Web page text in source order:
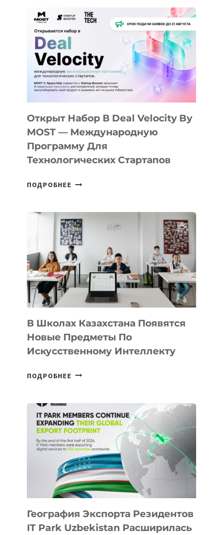
Открыт Набор В Deal Velocity By
MOST — Международную
Программу Для
Технологических Стартапов
ПОДРОБНЕЕ ОТКРЫТ
DEAL
VELOCITY
BY
MOST
—
МЕЖДУНАРОДНУЮ
ПРОГРАММУ
ДЛЯ
ТЕХНОЛОГИЧЕСКИХ
В Школах Казахстана Появятся
Новые Предметы По
Искусственному Интеллекту
ПОДРОБНЕЕ В
НОВЫЕ
ПРЕДМЕТЫ
ПО
ИСКУССТВЕННОМУ
ИНТЕЛЛЕКТУ
География Экспорта Резидентов
IT Park Uzbekistan Расширилась